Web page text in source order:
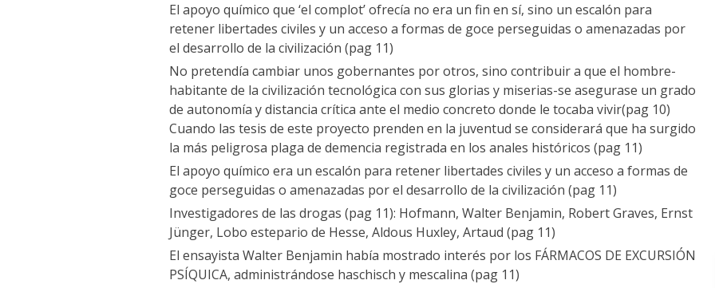
El apoyo químico que ‘el complot’ ofrecía no era un fin en sí, sino un escalón para
retener libertades civiles y un acceso a formas de goce perseguidas o amenazadas por
el desarrollo de la civilización (pag 11)
No pretendía cambiar unos gobernantes por otros, sino contribuir a que el hombre-
habitante de la civilización tecnológica con sus glorias y miserias-se asegurase un grado
de autonomía y distancia crítica ante el medio concreto donde le tocaba vivir(pag 10)
Cuando las tesis de este proyecto prenden en la juventud se considerará que ha surgido
la más peligrosa plaga de demencia registrada en los anales históricos (pag 11)
El apoyo químico era un escalón para retener libertades civiles y un acceso a formas de
goce perseguidas o amenazadas por el desarrollo de la civilización (pag 11)
Investigadores de las drogas (pag 11): Hofmann, Walter Benjamin, Robert Graves, Ernst
Jünger, Lobo estepario de Hesse, Aldous Huxley, Artaud (pag 11)
El ensayista Walter Benjamin había mostrado interés por los FÁRMACOS DE EXCURSIÓN
PSÍQUICA, administrándose haschisch y mescalina (pag 11)